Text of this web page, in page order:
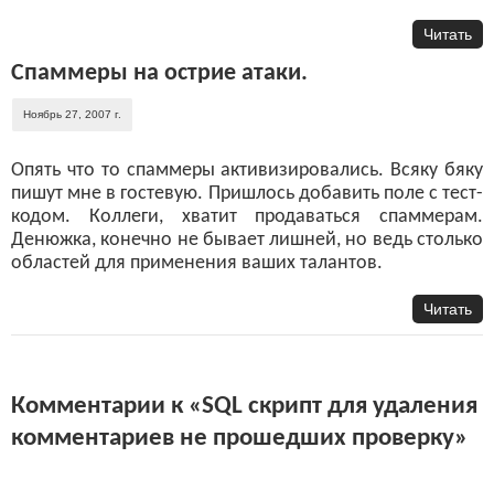
Читать
Спаммеры на острие атаки.
Ноябрь 27, 2007 г.
Опять что то спаммеры активизировались. Всяку бяку
пишут мне в гостевую. Пришлось добавить поле с тест-
кодом. Коллеги, хватит продаваться спаммерам.
Денюжка, конечно не бывает лишней, но ведь столько
областей для применения ваших талантов.
Читать
Комментарии к «SQL скрипт для удаления
комментариев не прошедших проверку»